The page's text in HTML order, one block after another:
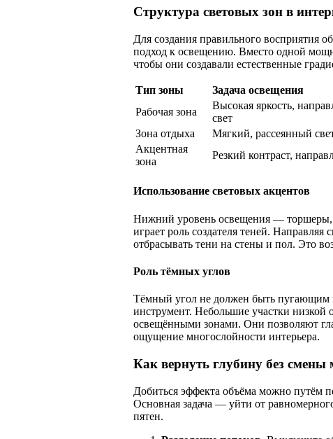
Структура световых зон в
Для создания правильного восприятия
подход к освещению. Вместо одной
чтобы они создавали естественные
Тип зоны Задача освещения
Рабочая зона
Высокая яркость,
свет
Зона отдыха
Мягкий, рассеянный
Акцентная
зона
Резкий контраст,
Использование световых акцентов
Нижний уровень освещения —
играет роль создателя теней. Направляя
отбрасывать тени на стены и пол. Это
Роль тёмных углов
Тёмный угол не должен быть пугающим
инструмент. Небольшие участки
освещёнными зонами. Они позволяют
ощущение многослойности интерьера.
Как вернуть глубину без смены
Добиться эффекта объёма можно путём
Основная задача — уйти от
пятен.